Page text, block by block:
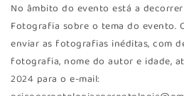
No âmbito do evento está a
Fotografia sobre o tema do evento.
enviar as fotografias inéditas, com
fotografia, nome do autor e idade,
2024 para o e-mail: